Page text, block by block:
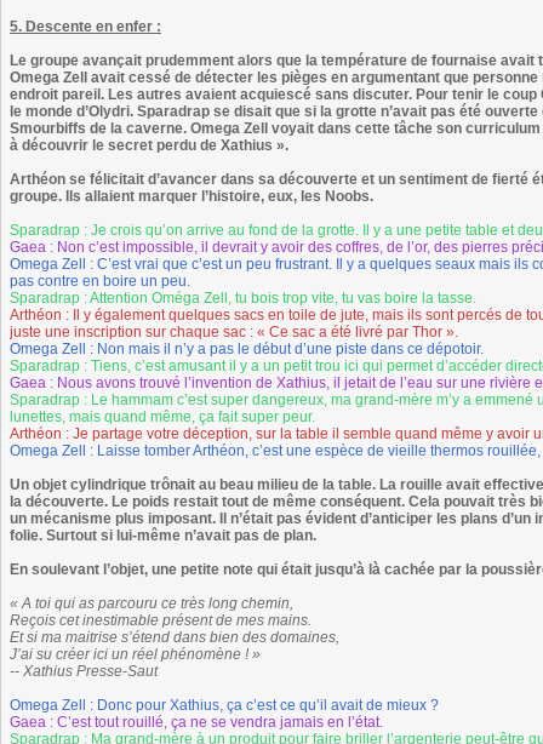
5. Descente en enfer :
Le groupe avançait prudemment alors que la température de fournaise
Omega Zell avait cessé de détecter les pièges en argumentant que
endroit pareil. Les autres avaient acquiescé sans discuter. Pour tenir le coup
le monde d’Olydri. Sparadrap se disait que si la grotte n’avait pas été
Smourbiffs de la caverne. Omega Zell voyait dans cette tâche son
à découvrir le secret perdu de Xathius ».
Arthéon se félicitait d’avancer dans sa découverte et un sentiment de fierté
groupe. Ils allaient marquer l’histoire, eux, les Noobs.
Sparadrap : Je crois qu’on arrive au fond de la grotte. Il y a une petite table et
Gaea : Non c’est impossible, il devrait y avoir des coffres, de l’or, des pierres
Omega Zell : C’est vrai que c’est un peu frustrant. Il y a quelques seaux mais
pas contre en boire un peu.
Sparadrap : Attention Oméga Zell, tu bois trop vite, tu vas boire la tasse.
Arthéon : Il y également quelques sacs en toile de jute, mais ils sont percés de
juste une inscription sur chaque sac : « Ce sac a été livré par Thor ».
Omega Zell : Non mais il n’y a pas le début d’une piste dans ce dépotoir.
Sparadrap : Tiens, c’est amusant il y a un petit trou ici qui permet d’accéder
Gaea : Nous avons trouvé l’invention de Xathius, il jetait de l’eau sur une rivière
Sparadrap : Le hammam c’est super dangereux, ma grand-mère m’y a
lunettes, mais quand même, ça fait super peur.
Arthéon : Je partage votre déception, sur la table il semble quand même y avoir
Omega Zell : Laisse tomber Arthéon, c’est une espèce de vieille thermos
Un objet cylindrique trônait au beau milieu de la table. La rouille avait
la découverte. Le poids restait tout de même conséquent. Cela pouvait très
un mécanisme plus imposant. Il n’était pas évident d’anticiper les plans
folie. Surtout si lui-même n’avait pas de plan.
En soulevant l’objet, une petite note qui était jusqu’à là cachée par la
« A toi qui as parcouru ce très long chemin,
Reçois cet inestimable présent de mes mains.
Et si ma maitrise s’étend dans bien des domaines,
J’ai su créer ici un réel phénomène ! »
-- Xathius Presse-Saut
Omega Zell : Donc pour Xathius, ça c’est ce qu’il avait de mieux ?
Gaea : C’est tout rouillé, ça ne se vendra jamais en l’état.
Sparadrap : Ma grand-mère à un produit pour faire briller l’argenterie peut-être